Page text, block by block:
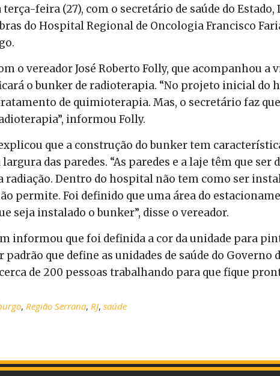
feira (27), com o secretário de saúde do
do Hospital Regional de Oncologia Francisco
o vereador José Roberto Folly, que acompanhou
o bunker de radioterapia. “No projeto inicial do
de quimioterapia. Mas, o secretário faz
informou Folly.
que a construção do bunker tem
das paredes. “As paredes e a laje têm que ser
radiação. Dentro do hospital não tem como ser
permite. Foi definido que uma área do
seja instalado o bunker”, disse o vereador.
informou que foi definida a cor da unidade para
padrão que define as unidades de saúde do Governo
de 200 pessoas trabalhando para que fique
, Região Serrana, RJ, saúde